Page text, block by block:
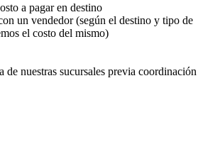
a pagar en destino
un vendedor (según el destino y tipo de
el costo del mismo)
de nuestras sucursales previa coordinación